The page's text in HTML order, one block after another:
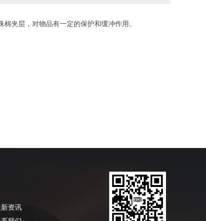
夹层，对物品有一定的保护和缓冲作用。
资讯